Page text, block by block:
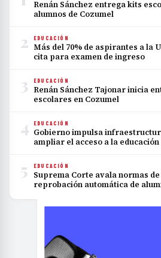
Renán Sánchez entrega kits
alumnos de Cozumel
2 EDUCACIÓN
Más del 70% de aspirantes a la
cita para examen de ingreso
3 EDUCACIÓN
Renán Sánchez Tajonar inicia
escolares en Cozumel
4 EDUCACIÓN
Gobierno impulsa
ampliar el acceso a la educación
5 EDUCACIÓN
Suprema Corte avala normas
reprobación automática de